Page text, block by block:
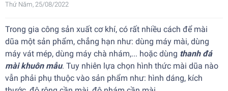
Thứ Năm, 25/08/2022
Trong gia công sản xuất cơ khí, có rất nhiều cách để mài
dũa một sản phẩm, chẳng hạn như: dùng máy mài, dùng
máy vát mép, dùng máy chà nhám,... hoặc dùng thanh đá
mài khuôn mẫu. Tuy nhiên lựa chọn hình thức mài dũa nào
vẫn phải phụ thuộc vào sản phẩm như: hình dáng, kích